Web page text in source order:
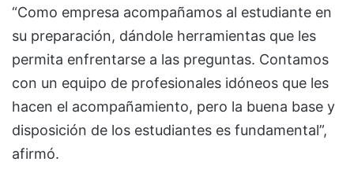
“Como empresa acompañamos al estudiante en
su preparación, dándole herramientas que les
permita enfrentarse a las preguntas. Contamos
con un equipo de profesionales idóneos que les
hacen el acompañamiento, pero la buena base y
disposición de los estudiantes es fundamental”,
afirmó.